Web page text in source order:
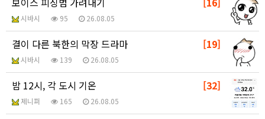
시바시 95 26.08.05
[19]
결이 다른 북한의 막장 드라마
시바시 139 26.08.05
[32]
밤 12시, 각 도시 기온
제니퍼 165 26.08.05